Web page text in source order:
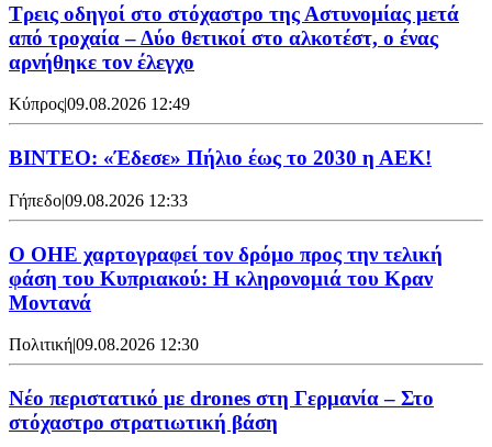
Τρεις οδηγοί στο στόχαστρο της Αστυνομίας μετά
από τροχαία – Δύο θετικοί στο αλκοτέστ, ο ένας
αρνήθηκε τον έλεγχο
Κύπρος|09.08.2026 12:49
ΒΙΝΤΕΟ: «Έδεσε» Πήλιο έως το 2030 η ΑΕΚ!
Γήπεδο|09.08.2026 12:33
Ο ΟΗΕ χαρτογραφεί τον δρόμο προς την τελική
φάση του Κυπριακού: Η κληρονομιά του Κραν
Μοντανά
Πολιτική|09.08.2026 12:30
Νέο περιστατικό με drones στη Γερμανία – Στο
στόχαστρο στρατιωτική βάση